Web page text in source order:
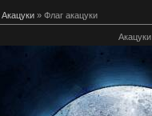
Акацуки » Флаг акацуки
Акацуки